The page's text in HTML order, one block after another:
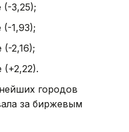
(-3,25);
(-1,93);
(-2,16);
(+2,22).
городов
за биржевым